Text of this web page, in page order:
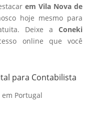
em Vila Nova de
hoje mesmo para
Deixe aConeki
online que você
para Contabilista
Portugal